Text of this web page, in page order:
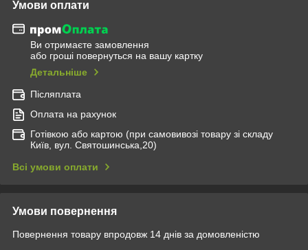
Умови оплати
Ви отримаєте замовлення
або гроші повернуться на вашу картку
Детальніше
Післяплата
Оплата на рахунок
Готівкою або картою (при самовивозі товару зі складу
Київ, вул. Святошинська,20)
Всі умови оплати
Умови повернення
Повернення товару впродовж 14 днів за домовленістю